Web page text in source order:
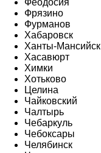
Феодосия
Фрязино
Фурманов
Хабаровск
Ханты-Мансийск
Хасавюрт
Химки
Хотьково
Целина
Чайковский
Чалтырь
Чебаркуль
Чебоксары
Челябинск